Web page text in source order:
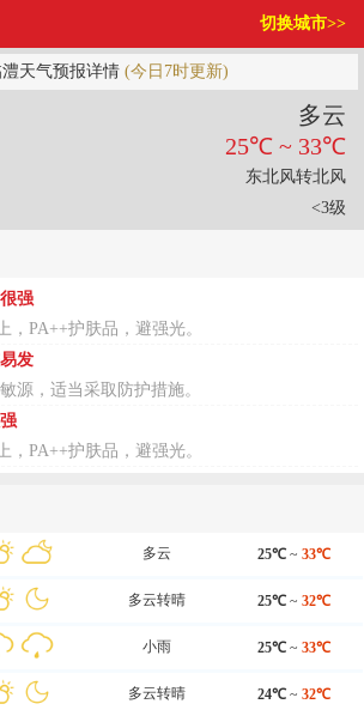
切换城市>>
天气预报详情(今日7时更新)
多云
25℃ ~ 33℃
东北风转北风
<3级
很强
，PA++护肤品，避强光。
发
源，适当采取防护措施。
，PA++护肤品，避强光。
多云 25℃ ~ 33℃
多云转晴 25℃ ~ 32℃
小雨 25℃ ~ 33℃
多云转晴 24℃ ~ 32℃